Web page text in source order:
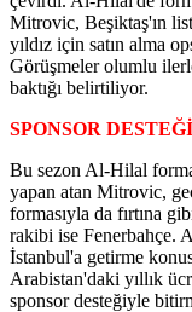
Mitrovic, Beşiktaş'ın
yıldız için satın alma
Görüşmeler olumlu
baktığı belirtiliyor.
SPONSOR
Bu sezon Al-Hilal
yapan atan Mitrovic,
formasıyla da fırtına
rakibi ise Fenerbahçe.
İstanbul'a getirme
Arabistan'daki yıllık
sponsor desteğiyle